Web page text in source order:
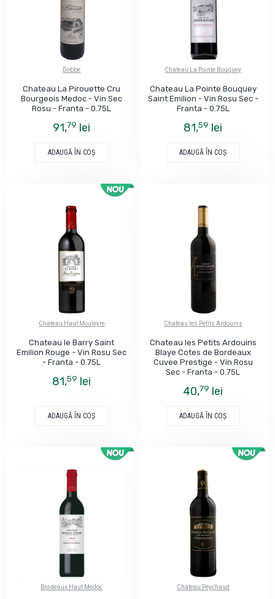
Dobbe
Chateau La Pirouette Cru
Bourgeois Medoc - Vin Sec
Rosu - Franta - 0.75L
91,79 lei
ADAUGĂ ÎN COŞ
Chateau La Pointe Bouquey
Chateau La Pointe Bouquey
Saint Emilion - Vin Rosu Sec -
Franta - 0.75L
81,59 lei
ADAUGĂ ÎN COŞ
Chateau Haut Mouleyre
Chateau le Barry Saint
Emilion Rouge - Vin Rosu Sec
- Franta - 0.75L
81,59 lei
ADAUGĂ ÎN COŞ
Chateau les Petits Ardouins
Chateau les Petits Ardouins
Blaye Cotes de Bordeaux
Cuvee Prestige - Vin Rosu
Sec - Franta - 0.75L
40,79 lei
ADAUGĂ ÎN COŞ
Bordeaux Haut Medoc Chateau Peychaud